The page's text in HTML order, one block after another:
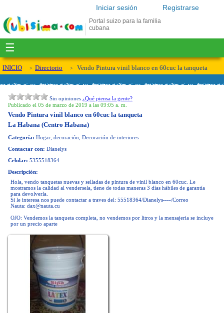
Registrarse
Iniciar sesión
Portal suizo para la familia
cubana
☰
INICIO Directorio Vendo Pintura vinil blanco en 60cuc la tanqueta
Sin opiniones ¿Qué piensa la gente?
Publicado el 05 de marzo de 2019 a las 09:05 a. m.
Vendo Pintura vinil blanco en 60cuc la tanqueta
La Habana (Centro Habana)
Categoría: Hogar, decoración, Decoración de interiores
Contactar con: Dianelys
Celular: 5355518364
Descripción:
Hola, vendo tanquetas nuevas y selladas de pintura de vinil blanco en 60cuc. Le
mostramos la calidad al vendersela, tiene de todas maneras 3 días hábiles de garantía
para devolverla.
Si le interesa nos puede contactar a traves del: 55518364/Dianelys----/Correo
Nauta: dax@nauta.cu
OJO: Vendemos la tanqueta completa, no vendemos por litros y la mensajeria se incluye
por un precio aparte